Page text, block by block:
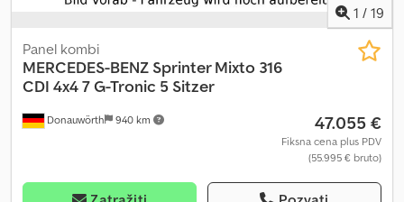
1 / 19
Donauwörth 940 km
Panel kombi
MERCEDES-BENZ Sprinter Mixto 316
CDI 4x4 7 G-Tronic 5 Sitzer
47.055 €
Fiksna cena plus PDV
(55.995 € bruto)